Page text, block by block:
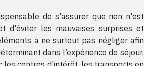
de s'assurer que rien n'est
d'éviter les mauvaises surprises et
à ne surtout pas négliger afin
dans l’expérience de séjour,
les centres d’intérêt, les transports en